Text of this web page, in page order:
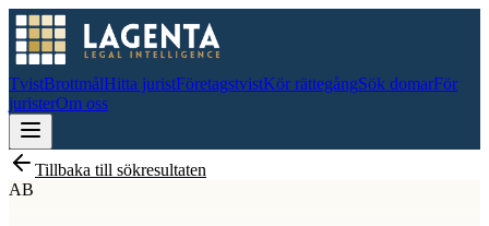
TvistBrottmålHitta juristFöretagstvistKör rättegångSök domarFör
juristerOm oss
Tillbaka till sökresultaten
AB